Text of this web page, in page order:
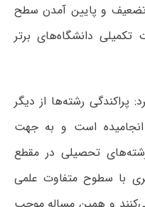
و پایین آمدن سطح
دانشگاه‌های برتر
پراکندگی رشته‌ها از دیگر
است و به جهت
تحصیلی در مقطع
با سطوح متفاوت علمی